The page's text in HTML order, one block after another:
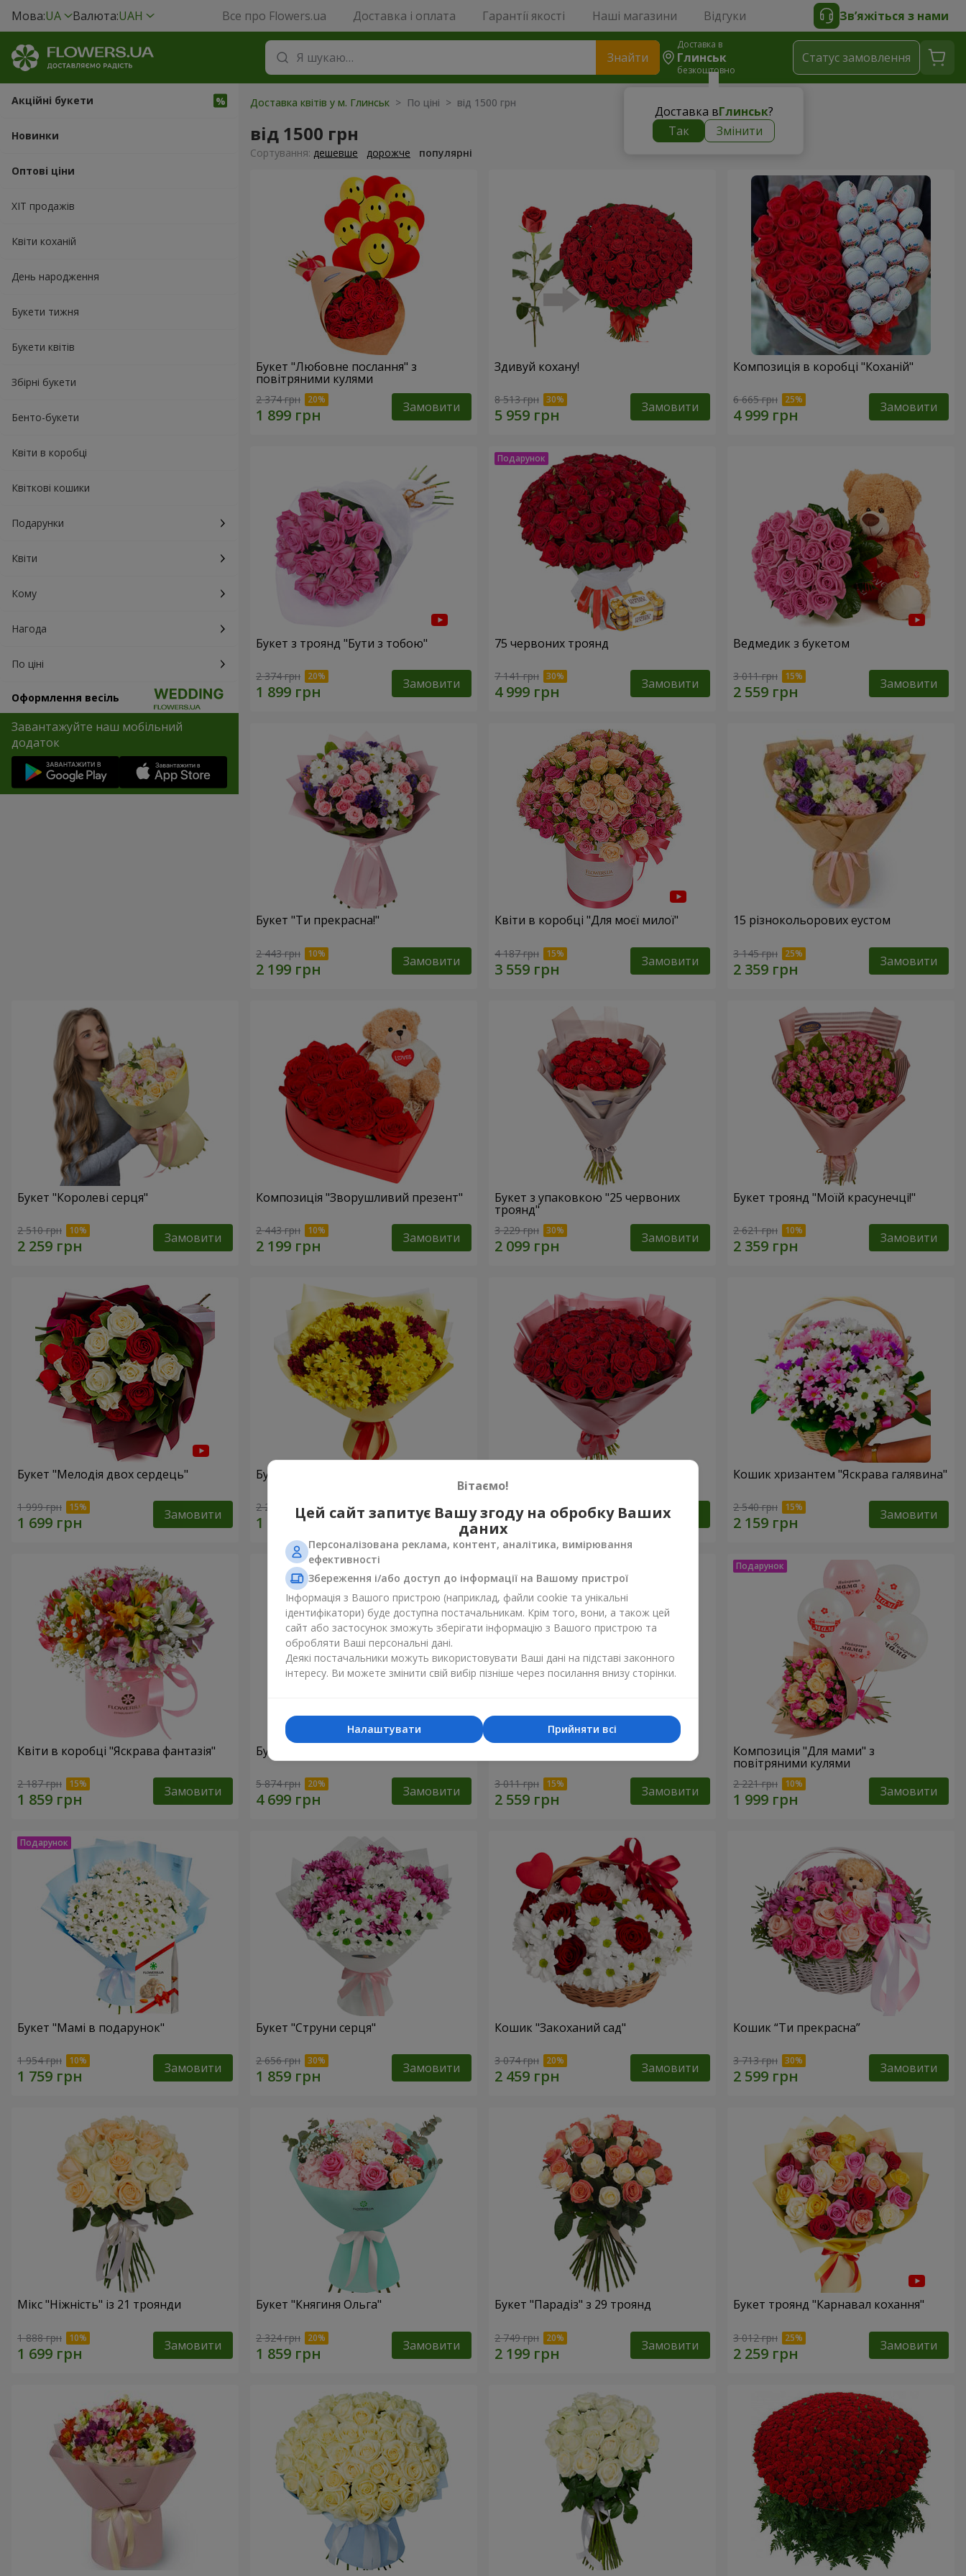
Мова:UA Валюта:UAH Все про Flowers.ua Доставка і оплата Гарантії якості Наші магазини Відгуки Зв’яжіться з нами
Знайти
Доставка в
Глинськ
безкоштовно
Доставка вГлинськ?
Так
Змінити
Статус замовлення
Акційні букети
Новинки
Оптові ціни
ХІТ продажів
Квіти коханій
День народження
Букети тижня
Букети квітів
Збірні букети
Бенто-букети
Квіти в коробці
Квіткові кошики
Подарунки
Квіти
Кому
Нагода
По ціні
Оформлення весіль
Завантажуйте наш мобільний
додаток
Доставка квітів у м. Глинськ > По ціні > від 1500 грн
від 1500 грн
Сортування: дешевше дорожче популярні
Букет "Любовне послання" з
повітряними кулями
2 374 грн Замовити
Здивуй кохану!
8 513 грн Замовити
Композиція в коробці "Коханій"
6 665 грн Замовити
Букет з троянд "Бути з тобою"
2 374 грн Замовити
75 червоних троянд
7 141 грн Замовити
Ведмедик з букетом
3 011 грн Замовити
Букет "Ти прекрасна!"
2 443 грн Замовити
Квіти в коробці "Для моєї милої"
4 187 грн Замовити
15 різнокольорових еустом
3 145 грн Замовити
Букет "Королеві серця"
2 510 грн Замовити
Композиція "Зворушливий презент"
2 443 грн Замовити
Букет з упаковкою "25 червоних
троянд"
3 229 грн Замовити
Букет троянд "Моїй красунечці!"
2 621 грн Замовити
Букет "Мелодія двох сердець"
1 999 грн Замовити
Букет "Казкова осінь"
2 221 грн Замовити 7 665 грн Замовити
Кошик хризантем "Яскрава галявина"
2 540 грн Замовити
Квіти в коробці "Яскрава фантазія"
2 187 грн Замовити
Букет "Свіже рішення"
5 874 грн Замовити 3 011 грн Замовити
Композиція "Для мами" з
повітряними кулями
2 221 грн Замовити
Букет "Мамі в подарунок"
1 954 грн Замовити
Букет "Струни серця"
2 656 грн Замовити
Кошик "Закоханий сад"
3 074 грн Замовити
Кошик “Ти прекрасна”
3 713 грн Замовити
Мікс "Ніжність" із 21 троянди
1 888 грн Замовити
Букет "Княгиня Ольга"
2 324 грн Замовити
Букет "Парадіз" з 29 троянд
2 749 грн Замовити
Букет троянд "Карнавал кохання"
3 012 грн Замовити
Вітаємо!
Цей сайт запитує Вашу згоду на обробку Ваших
даних
Персоналізована реклама, контент, аналітика, вимірювання
ефективності
Збереження і/або доступ до інформації на Вашому пристрої
Інформація з Вашого пристрою (наприклад, файли cookie та унікальні
ідентифікатори) буде доступна постачальникам. Крім того, вони, а також цей
сайт або застосунок зможуть зберігати інформацію з Вашого пристрою та
обробляти Ваші персональні дані.
Деякі постачальники можуть використовувати Ваші дані на підставі законного
інтересу. Ви можете змінити свій вибір пізніше через посилання внизу сторінки.
Прийняти всі
Налаштувати